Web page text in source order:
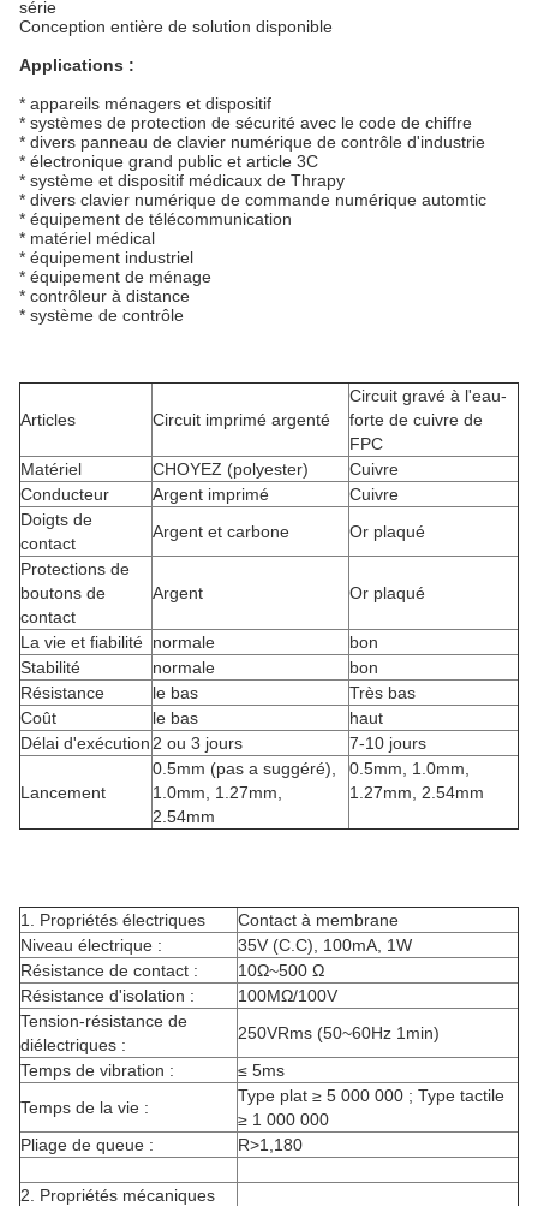
série
Conception entière de solution disponible
Applications :
* appareils ménagers et dispositif
* systèmes de protection de sécurité avec le code de chiffre
* divers panneau de clavier numérique de contrôle d'industrie
* électronique grand public et article 3C
* système et dispositif médicaux de Thrapy
* divers clavier numérique de commande numérique automtic
* équipement de télécommunication
* matériel médical
* équipement industriel
* équipement de ménage
* contrôleur à distance
* système de contrôle
Articles Circuit imprimé argenté
Circuit gravé à l'eau-
forte de cuivre de
FPC
Matériel
CHOYEZ (polyester)
Cuivre
Conducteur
Argent imprimé
Cuivre
Doigts de
contact
Argent et carbone
Or plaqué
Protections de
boutons de
contact
Argent Or plaqué
La vie et fiabilité normale
bon
Stabilité
normale
bon
Résistance
le bas
Très bas
Coût
le bas
haut
Délai d'exécution 2 ou 3 jours 7-10 jours
Lancement
0.5mm (pas a suggéré),
1.0mm, 1.27mm,
2.54mm
0.5mm, 1.0mm,
1.27mm, 2.54mm
1. Propriétés électriques
Contact à membrane
Niveau électrique :
35V (C.C), 100mA, 1W
Résistance de contact :
10Ω~500 Ω
Résistance d'isolation :
100MΩ/100V
Tension-résistance de
diélectriques :
250VRms (50~60Hz 1min)
Temps de vibration :
≤ 5ms
Temps de la vie :
Type plat ≥ 5 000 000 ; Type tactile
≥ 1 000 000
Pliage de queue :
R>1,180
2. Propriétés mécaniques